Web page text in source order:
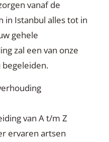
vanaf de
in Istanbul alles tot in
gehele
zal een van onze
begeleiden.
van A t/m Z
ervaren artsen